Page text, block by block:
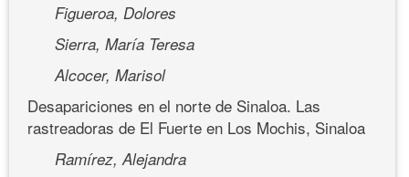
Figueroa, Dolores
Sierra, María Teresa
Alcocer, Marisol
Desapariciones en el norte de Sinaloa. Las
rastreadoras de El Fuerte en Los Mochis, Sinaloa
Ramírez, Alejandra